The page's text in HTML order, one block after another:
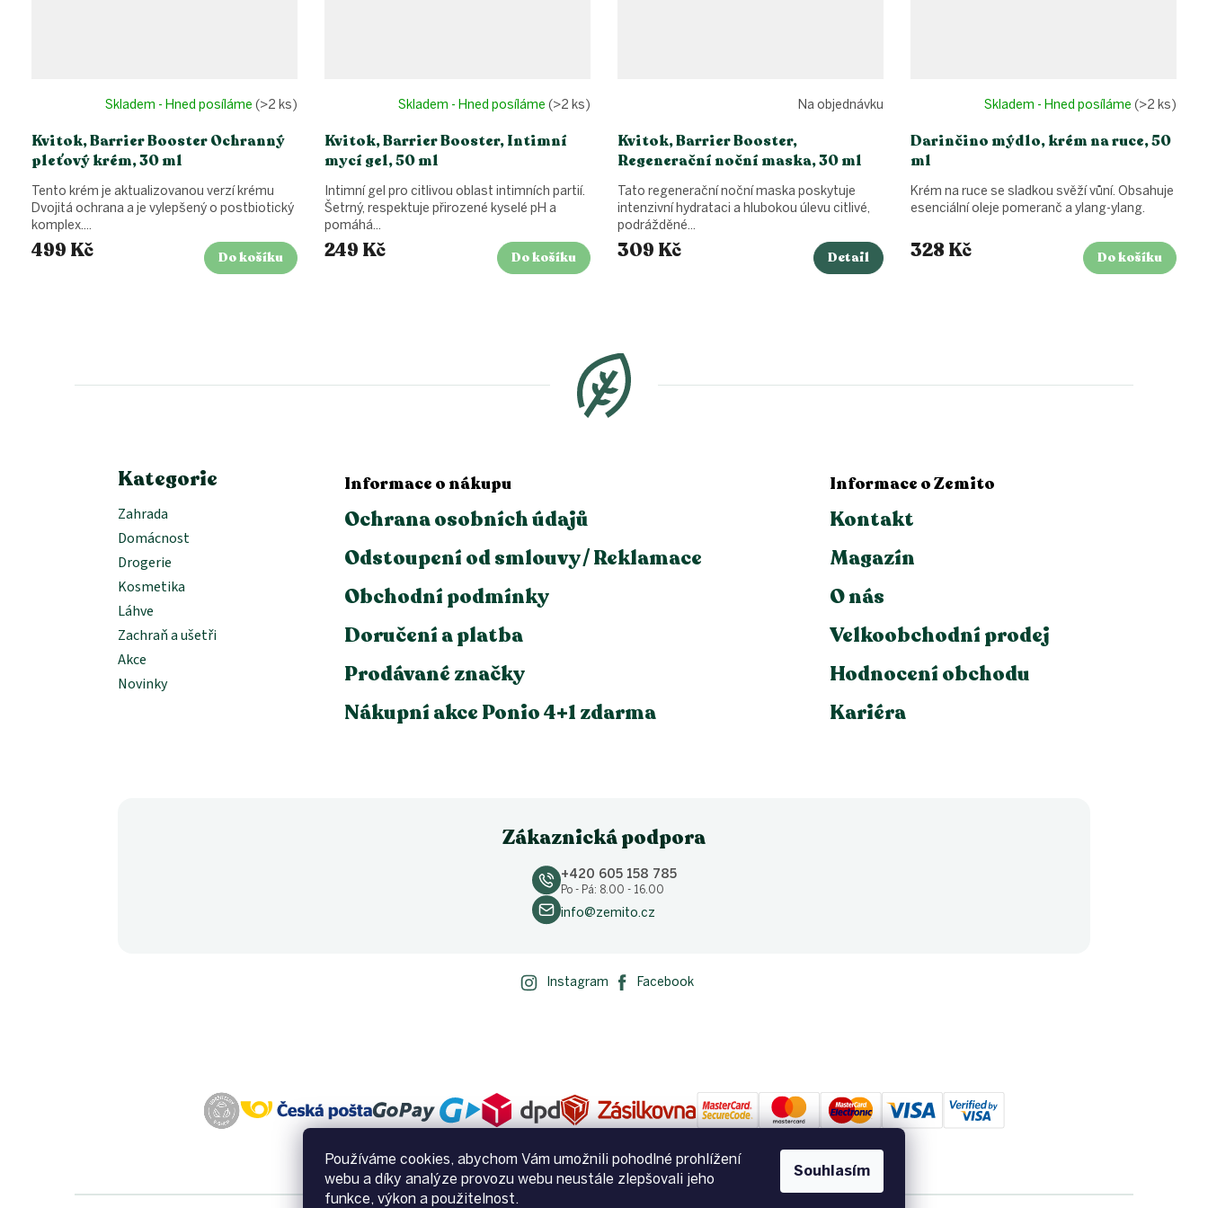
Používáme cookies, abychom Vám umožnili pohodlné prohlížení
webu a díky analýze provozu webu neustále zlepšovali jeho
funkce, výkon a použitelnost.
Souhlasím
Kvitok, Barrier Booster Ochranný
pleťový krém, 30 ml
Skladem - Hned posíláme (>2 ks)
499 Kč Do košíku
Tento krém je aktualizovanou verzí krému
Dvojitá ochrana a je vylepšený o postbiotický
komplex....
Kvitok, Barrier Booster, Intimní
mycí gel, 50 ml
Skladem - Hned posíláme (>2 ks)
249 Kč Do košíku
Intimní gel pro citlivou oblast intimních partií.
Šetrný, respektuje přirozené kyselé pH a
pomáhá...
Kvitok, Barrier Booster,
Regenerační noční maska, 30 ml
Na objednávku
309 Kč Detail
Tato regenerační noční maska poskytuje
intenzivní hydrataci a hlubokou úlevu citlivé,
podrážděné...
Darinčino mýdlo, krém na ruce, 50
ml
Skladem - Hned posíláme (>2 ks)
328 Kč Do košíku
Krém na ruce se sladkou svěží vůní. Obsahuje
esenciální oleje pomeranč a ylang-ylang.
Kategorie
Zahrada
Domácnost
Drogerie
Kosmetika
Láhve
Zachraň a ušetři
Akce
Novinky
Informace o nákupu
Ochrana osobních údajů
Odstoupení od smlouvy / Reklamace
Obchodní podmínky
Doručení a platba
Prodávané značky
Nákupní akce Ponio 4+1 zdarma
Informace o Zemito
Kontakt
Magazín
O nás
Velkoobchodní prodej
Hodnocení obchodu
Kariéra
Zákaznická podpora
+420 605 158 785
Po - Pá: 8.00 - 16.00
info@zemito.cz
Instagram Facebook